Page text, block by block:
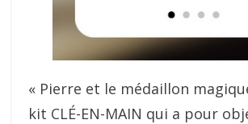
« Pierre et le médaillon
kit CLÉ-EN-MAIN qui a pour